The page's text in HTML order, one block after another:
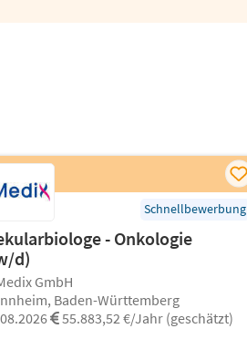
Schnellbewerbung
- Onkologie
d)
GmbH
Baden-Württemberg
55.883,52 €/Jahr (geschätzt)